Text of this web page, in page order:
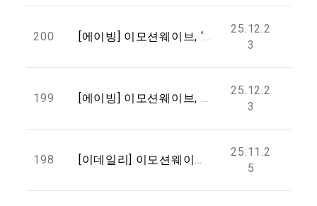
200 [에이빙] 이모션웨이브, ‘2025 글로벌 디자인 잇 어워드’서 브론즈 프라이즈 수상
25.12.2
3
199 [에이빙] 이모션웨이브, AI 기반 공교육 실증 성과 바탕 글로벌 교육시장 진출 추진
25.12.2
3
198 [이데일리] 이모션웨이브·MUTA, UAE서 1500만달러 규모 글로벌 웹3·AI 협력 제휴
25.11.2
5